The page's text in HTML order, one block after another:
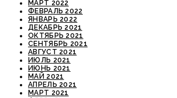
МАРТ 2022
ФЕВРАЛЬ 2022
ЯНВАРЬ 2022
ДЕКАБРЬ 2021
ОКТЯБРЬ 2021
СЕНТЯБРЬ 2021
АВГУСТ 2021
ИЮЛЬ 2021
ИЮНЬ 2021
МАЙ 2021
АПРЕЛЬ 2021
МАРТ 2021